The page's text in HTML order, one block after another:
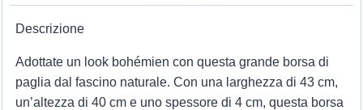
Descrizione
Adottate un look bohémien con questa grande borsa di
paglia dal fascino naturale. Con una larghezza di 43 cm,
un’altezza di 40 cm e uno spessore di 4 cm, questa borsa